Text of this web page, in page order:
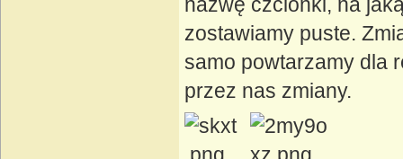
nazwę czcionki, na
zostawiamy puste.
samo powtarzamy dla
przez nas zmiany.